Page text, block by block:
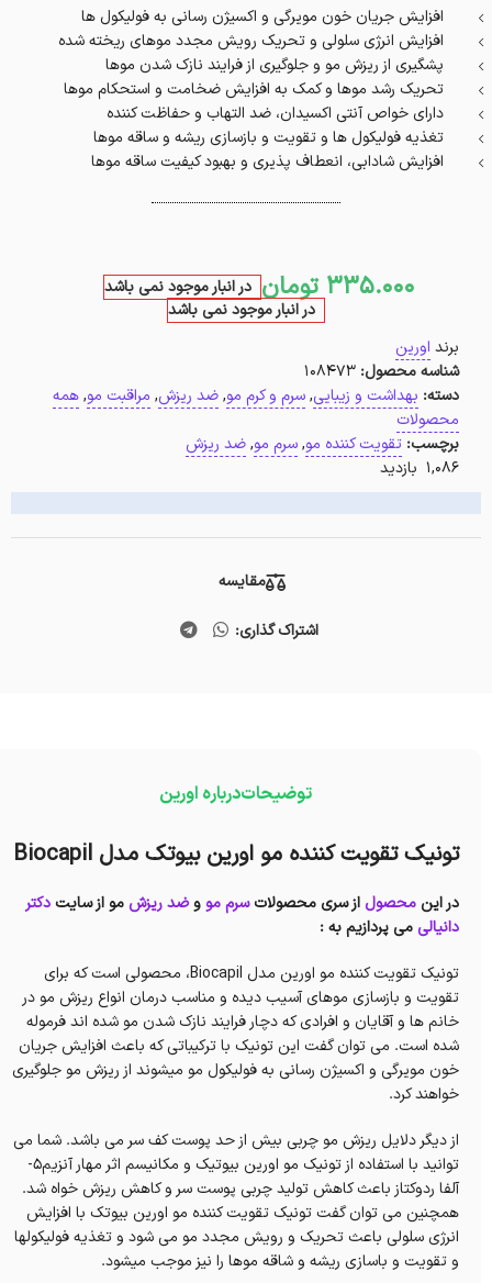
افزایش جریان خون مویرگی و اکسیژن رسانی به فولیکول ها
افزایش انرژی سلولی و تحریک رویش مجدد موهای ریخته شده
پشگیری از ریزش مو و جلوگیری از فرایند نازک شدن موها
تحریک رشد موها و کمک به افزایش ضخامت و استحکام موها
دارای خواص آنتی اکسیدان، ضد التهاب و حفاظت کننده
تغذیه فولیکول ها و تقویت و بازسازی ریشه و ساقه موها
افزایش شادابی، انعطاف پذیری و بهبود کیفیت ساقه موها
335.000 تومان در انبار موجود نمی باشد
در انبار موجود نمی باشد
برند اورین
شناسه محصول: 108473
دسته: بهداشت و زیبایی,سرم و کرم مو,ضد ریزش, مراقبت مو,همه
محصولات
برچسب: تقویت کننده مو,سرم مو,ضد ریزش
1,086 بازدید
مقایسه
اشتراک گذاری:
توضیحاتدرباره اورین
تونیک تقویت کننده مو اورین بیوتک مدل Biocapil
در این محصول از سری محصولاتسرم مو وضد ریزش مو از سایتدکتر
دانیالیمی پردازیم به :
تونیک تقویت کننده مو اورین مدل Biocapil، محصولی است که برای
تقویت و بازسازی موهای آسیب دیده و مناسب درمان انواع ریزش مو در
خانم ها و آقایان و افرادی که دچار فرایند نازک شدن مو شده اند فرموله
شده است. می توان گفت این تونیک با ترکیباتی که باعث افزایش جریان
خون مویرگی و اکسیژن رسانی به فولیکول مو میشوند از ریزش مو جلوگیری
خواهند کرد.
از دیگر دلایل ریزش مو چربی بیش از حد پوست کف سر می باشد. شما می
توانید با استفاده از تونیک مو اورین بیوتیک و مکانیسم اثر مهار آنزیم5-
آلفا ردوکتاز باعث کاهش تولید چربی پوست سر و کاهش ریزش خواه شد.
همچنین می توان گفت تونیک تقویت کننده مو اورین بیوتک با افزایش
انرژی سلولی باعث تحریک و رویش مجدد مو می شود و تغذیه فولیکولها
و تقویت و باسازی ریشه و شاقه موها را نیز موجب میشود.